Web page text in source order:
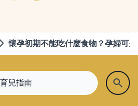
懷孕初期不能吃什麼食物？孕婦可